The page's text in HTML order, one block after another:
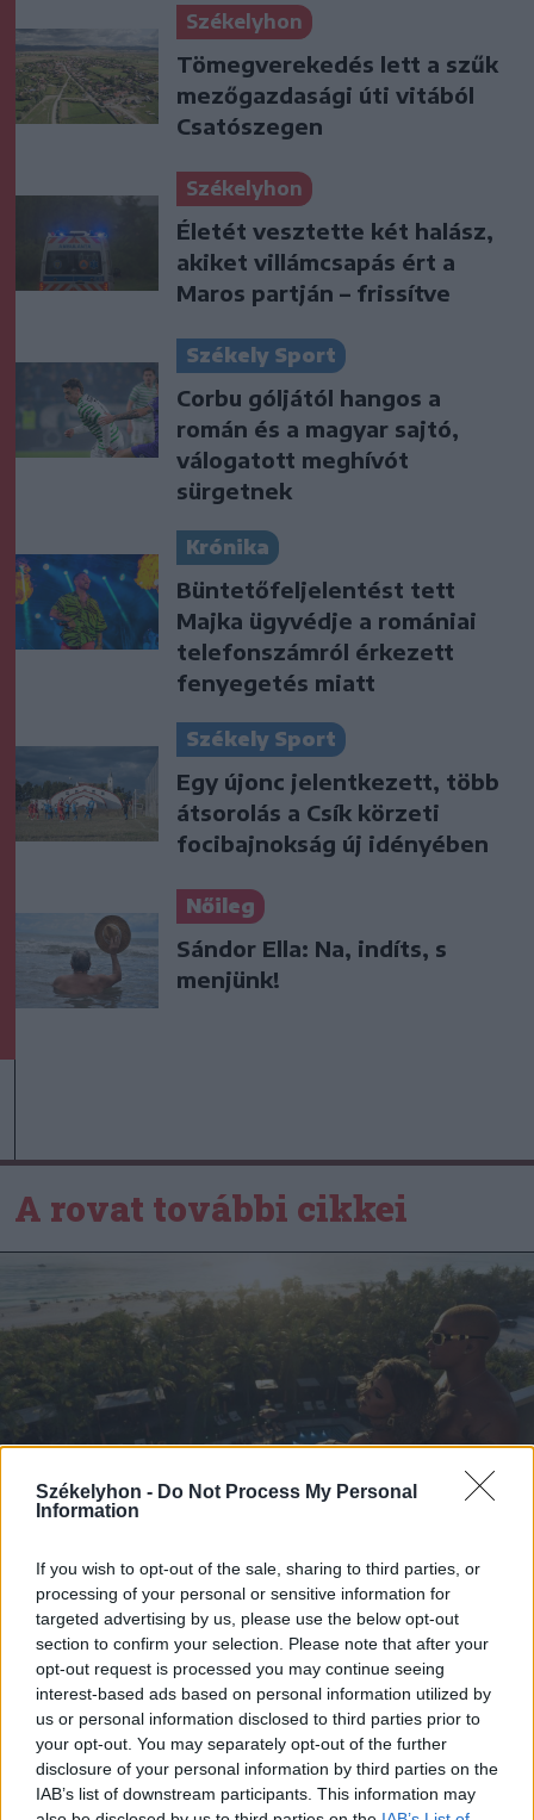
Székelyhon - Do Not Process My Personal
Information
If you wish to opt-out of the sale, sharing to third parties, or
processing of your personal or sensitive information for
targeted advertising by us, please use the below opt-out
section to confirm your selection. Please note that after your
opt-out request is processed you may continue seeing
interest-based ads based on personal information utilized by
us or personal information disclosed to third parties prior to
your opt-out. You may separately opt-out of the further
disclosure of your personal information by third parties on the
IAB’s list of downstream participants. This information may
Székelyhon
Tömegverekedés lett a szűk
mezőgazdasági úti vitából
Csatószegen
Székelyhon
Életét vesztette két halász,
akiket villámcsapás ért a
Maros partján – frissítve
Székely Sport
Corbu góljától hangos a
román és a magyar sajtó,
válogatott meghívót
sürgetnek
Krónika
Büntetőfeljelentést tett
Majka ügyvédje a romániai
telefonszámról érkezett
fenyegetés miatt
Székely Sport
Egy újonc jelentkezett, több
átsorolás a Csík körzeti
focibajnokság új idényében
Nőileg
Sándor Ella: Na, indíts, s
menjünk!
A rovat további cikkei
2026. augusztus 06., csütörtök
Netflixen kaphatunk először
betekintést a Grand Theft Auto VI
játékmenetébe